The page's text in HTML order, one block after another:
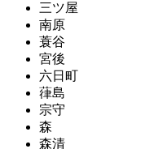
三ツ屋
南原
蓑谷
宮後
六日町
葎島
宗守
森
森清